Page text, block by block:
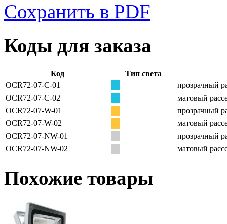
Сохранить в PDF
Коды для заказа
Код
Тип света
OCR72-07-C-01
прозрачный
OCR72-07-C-02
матовый
OCR72-07-W-01
прозрачный
OCR72-07-W-02
матовый
OCR72-07-NW-01
прозрачный
OCR72-07-NW-02
матовый
Похожие товары